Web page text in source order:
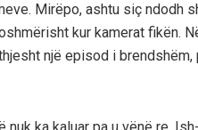
Mirëpo, ashtu siç ndodh
kur kamerat fikën.
një episod i brendshëm,